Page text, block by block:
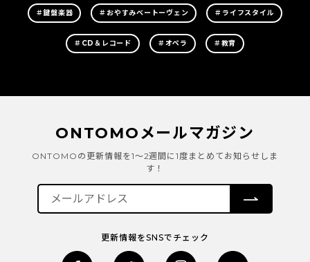
＃鍵盤楽器 ＃おやすみベートーヴェン ＃ライフスタイル
＃CD＆レコード ＃オペラ ＃教育
ONTOMOメールマガジン
ONTOMOの更新情報を1～2週間に1度まとめてお知らせしま
す！
更新情報をSNSでチェック